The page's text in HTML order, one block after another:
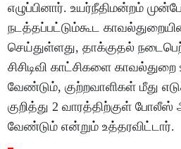
எழுப்பினார். உயர்நீதிமன்றம்
நடத்தப்பட்டும்கூட
செய்துள்ளது, தாக்குதல்
சிசிடிவி காட்சிகளை
வேண்டும், குற்றவாளிகள் மீது
குறித்து 2 வாரத்திற்குள்
வேண்டும் என்றும் உத்தரவிட்டார்.